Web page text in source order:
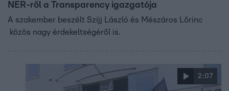
NER-ről a Transparency igazgatója
A szakember beszélt Szijj László és Mészáros Lőrinc
közös nagy érdekeltségéről is.
2:07